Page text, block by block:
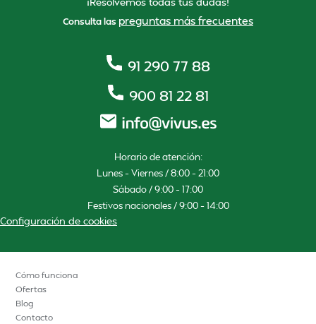
Consulta las preguntas más frecuentes
91 290 77 88
900 81 22 81
Horario de atención:
Lunes – Viernes / 8:00 – 21:00
Sábado / 9:00 – 17:00
Festivos nacionales / 9:00 – 14:00
Configuración de cookies
Cómo funciona
Ofertas
Blog
Contacto